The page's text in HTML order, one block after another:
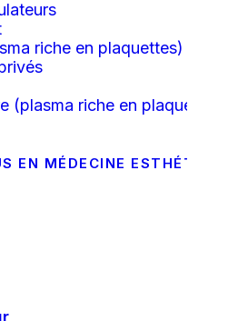
riche en plaquettes)
(plasma riche en plaquettes)
EN MÉDECINE
hydratant